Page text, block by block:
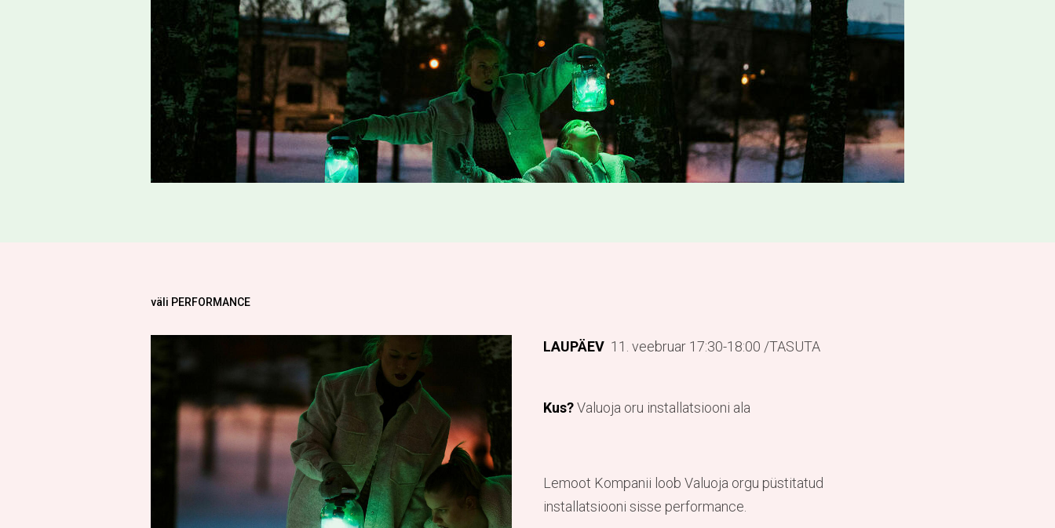
väli PERFORMANCE
LAUPÄEV 11. veebruar 17:30-18:00 /TASUTA
Kus?Valuoja oru installatsiooni ala
Lemoot Kompanii loob Valuoja orgu püstitatud
installatsiooni sisse performance.